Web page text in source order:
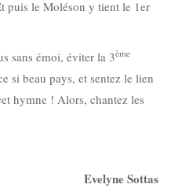
puis le Moléson y tient le 1er
sans émoi, éviter la 3ème
si beau pays, et sentez le lien
hymne ! Alors, chantez les
Evelyne Sottas